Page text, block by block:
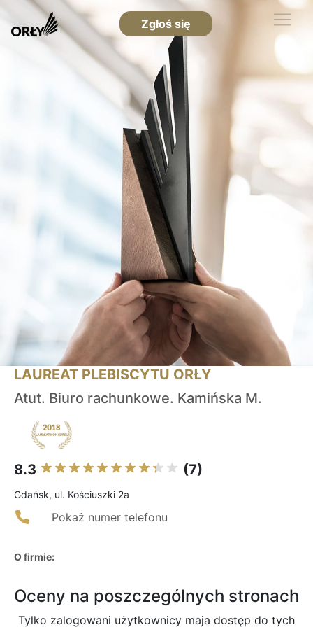
Zgłoś się
LAUREAT PLEBISCYTU ORŁY
Atut. Biuro rachunkowe. Kamińska M.
8.3 (7)
Gdańsk, ul. Kościuszki 2a
Pokaż numer telefonu
O firmie:
Oceny na poszczególnych stronach
Tylko zalogowani użytkownicy maja dostęp do tych